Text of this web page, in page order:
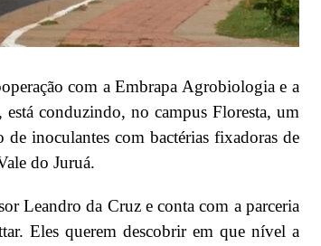
com a Embrapa Agrobiologia e a
conduzindo, no campus Floresta, um
de inoculantes com bactérias fixadoras de
do Juruá.
Leandro da Cruz e conta com a parceria
Eles querem descobrir em que nível a